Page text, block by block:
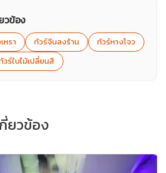
วข้อง
หรา ทัวร์จีนลงร้าน
ทัวร์หางโจว
วร์ใบไม้เปลี่ยนสี
ยวข้อง